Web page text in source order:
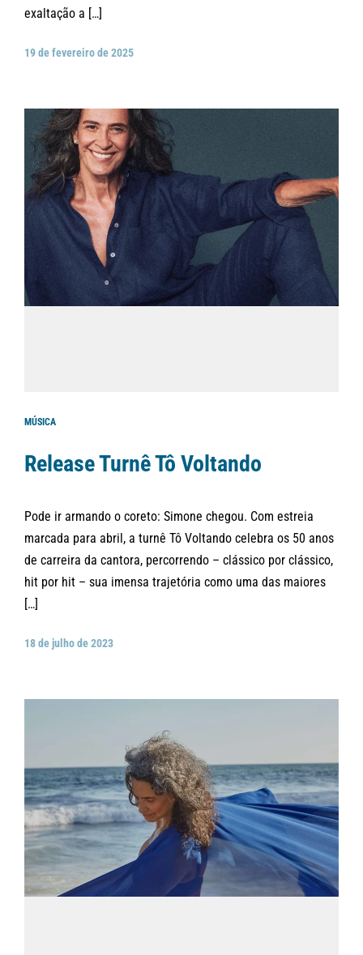
exaltação a […]
19 de fevereiro de 2025
MÚSICA
Release Turnê Tô Voltando
Pode ir armando o coreto: Simone chegou. Com estreia
marcada para abril, a turnê Tô Voltando celebra os 50 anos
de carreira da cantora, percorrendo – clássico por clássico,
hit por hit – sua imensa trajetória como uma das maiores
[…]
18 de julho de 2023